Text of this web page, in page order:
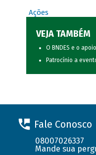
Ações
VEJA TAMBÉM
O BNDES e o
Patrocínio a
Fale Conosco
08007026337
Mande sua